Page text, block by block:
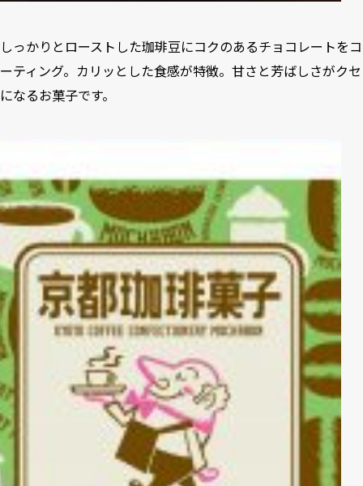
しっかりとローストした珈琲豆にコクのあるチョコレートをコ
ーティング。カリッとした食感が特徴。甘さと芳ばしさがクセ
になるお菓子です。